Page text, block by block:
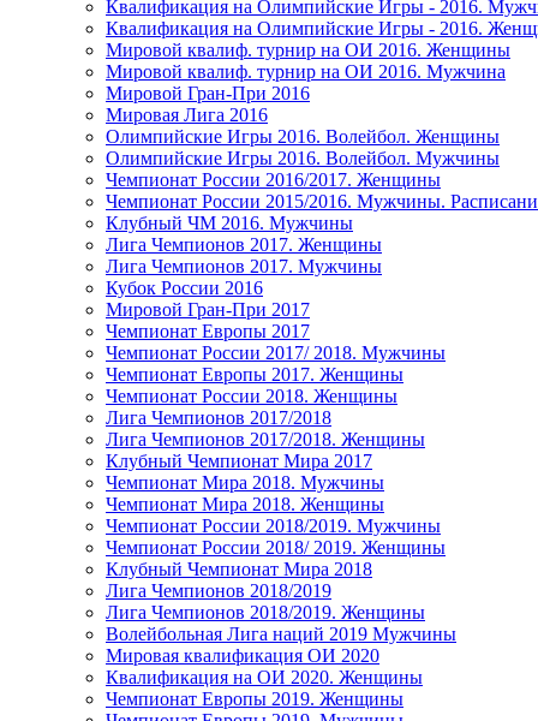
Квалификация на Олимпийские Игры - 2016.
Квалификация на Олимпийские Игры - 2016.
Мировой квалиф. турнир на ОИ 2016. Женщины
Мировой квалиф. турнир на ОИ 2016. Мужчина
Мировой Гран-При 2016
Мировая Лига 2016
Олимпийские Игры 2016. Волейбол. Женщины
Олимпийские Игры 2016. Волейбол. Мужчины
Чемпионат России 2016/2017. Женщины
Чемпионат России 2015/2016. Мужчины.
Клубный ЧМ 2016. Мужчины
Лига Чемпионов 2017. Женщины
Лига Чемпионов 2017. Мужчины
Кубок России 2016
Мировой Гран-При 2017
Чемпионат Европы 2017
Чемпионат России 2017/ 2018. Мужчины
Чемпионат Европы 2017. Женщины
Чемпионат России 2018. Женщины
Лига Чемпионов 2017/2018
Лига Чемпионов 2017/2018. Женщины
Клубный Чемпионат Мира 2017
Чемпионат Мира 2018. Мужчины
Чемпионат Мира 2018. Женщины
Чемпионат России 2018/2019. Мужчины
Чемпионат России 2018/ 2019. Женщины
Клубный Чемпионат Мира 2018
Лига Чемпионов 2018/2019
Лига Чемпионов 2018/2019. Женщины
Волейбольная Лига наций 2019 Мужчины
Мировая квалификация ОИ 2020
Квалификация на ОИ 2020. Женщины
Чемпионат Европы 2019. Женщины